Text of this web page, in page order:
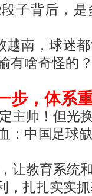
子背后，
越南，球迷
有啥奇怪的
步，体系
主帅！但光
：中国足球
让教育系统
，扎扎实实